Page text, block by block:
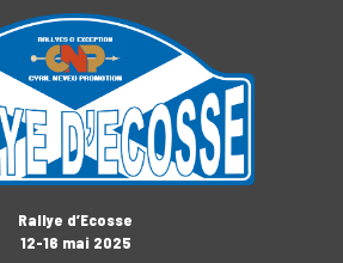
Rallye d’Ecosse
12-16 mai 2025